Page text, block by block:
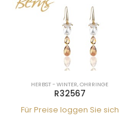
HERBST - WINTER,OHRRINGE
R32567
Für Preise loggen Sie sich